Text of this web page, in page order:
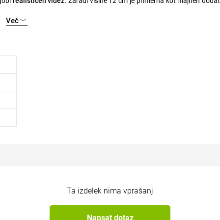
Odlično dopolnjuje aranžmaje z bučami, listi ali vejicami in
Več
Ta izdelek nima vprašanj
Napsat dotaz